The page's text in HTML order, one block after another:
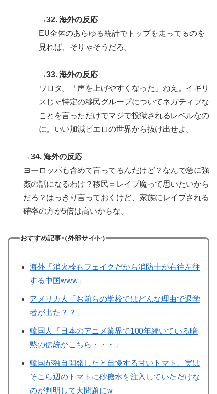
→32. 海外の反応
EU全体のあらゆる統計でトップを走ってるのを
見れば、そりゃそうだろ。
→33. 海外の反応
ワロタ。「声を上げやすくなった」ねえ。イギリ
スじゃ特定の移民グループについてネガティブな
ことを言っただけでマジで投獄されるレベルなの
に。いい加減ピエロの世界から抜け出せよ。
→34. 海外の反応
ヨーロッパも含めて言ってるんだけど？なんで急に強
姦の話になるわけ？移民＝レイプ魔って思いたいから
だろ？はっきり言っておくけど、家族にレイプされる
確率の方が5倍は高いからな。
おすすめ記事（外部サイト）
海外「消火栓もフェイクだから消防士が右往左往
する中国www」
アメリカ人「お前らの学校ではどんな理由で退学
者が出た？？」
韓国人「日本のアニメ業界で100年続いている暗
黙の伝統がこちら・・・」
韓国が独自開発したと自慢する甘いトマト、実は
そこら辺のトマトに砂糖水を注入していただけな
のが判明して大問題にw